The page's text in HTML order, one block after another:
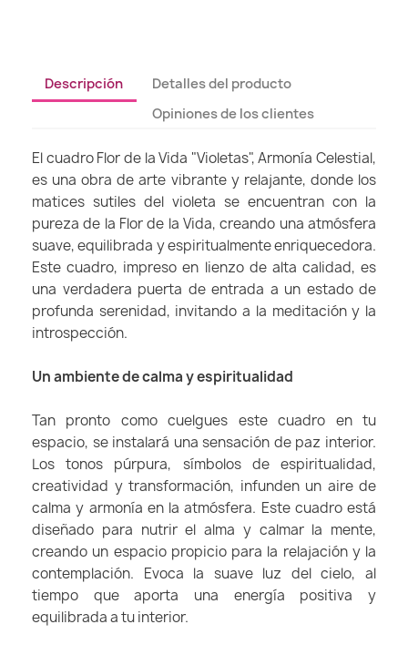
Descripción
Detalles del producto
Opiniones de los clientes
El cuadro Flor de la Vida "Violetas", Armonía Celestial,
es una obra de arte vibrante y relajante, donde los
matices sutiles del violeta se encuentran con la
pureza de la Flor de la Vida, creando una atmósfera
suave, equilibrada y espiritualmente enriquecedora.
Este cuadro, impreso en lienzo de alta calidad, es
una verdadera puerta de entrada a un estado de
profunda serenidad, invitando a la meditación y la
introspección.
Un ambiente de calma y espiritualidad
Tan pronto como cuelgues este cuadro en tu
espacio, se instalará una sensación de paz interior.
Los tonos púrpura, símbolos de espiritualidad,
creatividad y transformación, infunden un aire de
calma y armonía en la atmósfera. Este cuadro está
diseñado para nutrir el alma y calmar la mente,
creando un espacio propicio para la relajación y la
contemplación. Evoca la suave luz del cielo, al
tiempo que aporta una energía positiva y
equilibrada a tu interior.